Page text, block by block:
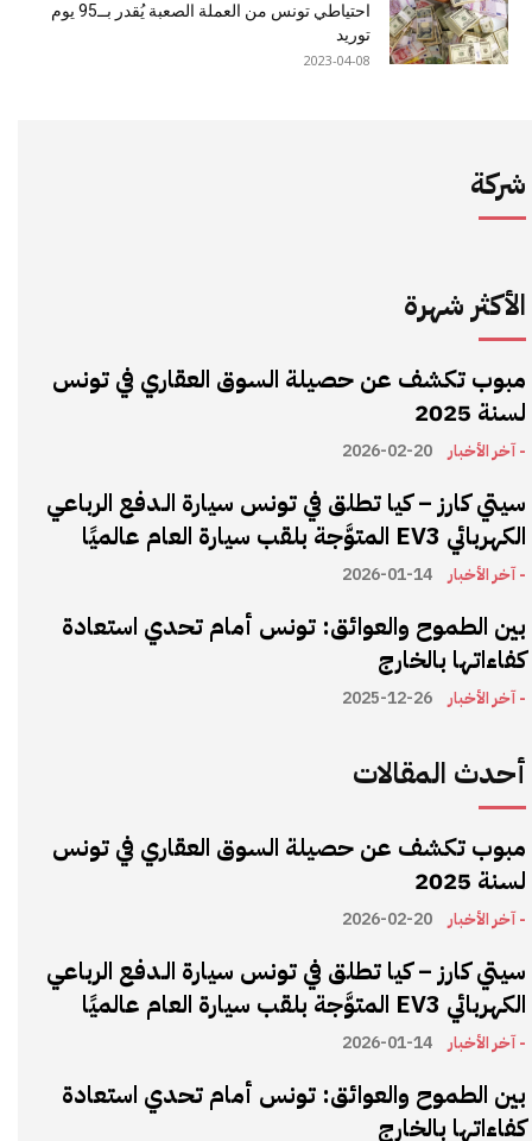
احتياطي تونس من العملة الصعبة يُقدر بــ95 يوم
توريد
2023-04-08
شركة
الأكثر شهرة
مبوب تكشف عن حصيلة السوق العقاري في تونس
لسنة 2025
- آخر الأخبار 2026-02-20
سيتي كارز – كيا تطلق في تونس سيارة الـدفع الرباعي
الكهربائي EV3 المتوَّجة بلقب سيارة العام عالميًا
- آخر الأخبار 2026-01-14
بين الطموح والعوائق: تونس أمام تحدي استعادة
كفاءاتها بالخارج
- آخر الأخبار 2025-12-26
أحدث المقالات
مبوب تكشف عن حصيلة السوق العقاري في تونس
لسنة 2025
- آخر الأخبار 2026-02-20
سيتي كارز – كيا تطلق في تونس سيارة الـدفع الرباعي
الكهربائي EV3 المتوَّجة بلقب سيارة العام عالميًا
- آخر الأخبار 2026-01-14
بين الطموح والعوائق: تونس أمام تحدي استعادة
كفاءاتها بالخارج